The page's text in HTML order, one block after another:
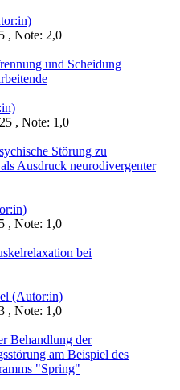
, Note: 2,0
und Scheidung
, Note: 1,0
Störung zu
Ausdruck neurodivergenter
, Note: 1,0
bei
(Autor:in)
, Note: 1,0
Behandlung der
am Beispiel des
"Spring"